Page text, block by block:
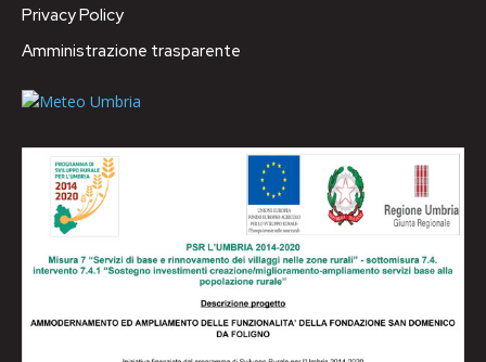
Privacy Policy
Amministrazione trasparente